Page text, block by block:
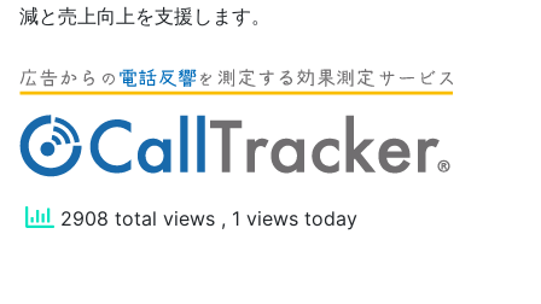
減と売上向上を支援します。
2908 total views , 1 views today